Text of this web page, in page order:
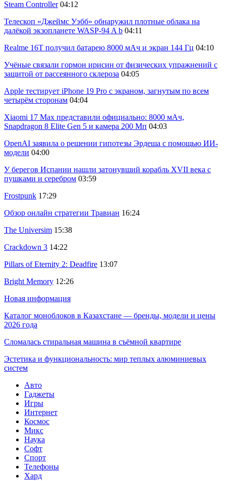
Steam Controller 04:12
Телескоп «Джеймс Уэбб» обнаружил плотные облака на
далёкой экзопланете WASP-94 A b 04:11
Realme 16T получил батарею 8000 мАч и экран 144 Гц 04:10
Учёные связали гормон ирисин от физических упражнений с
защитой от рассеянного склероза 04:05
Apple тестирует iPhone 19 Pro с экраном, загнутым по всем
четырём сторонам 04:04
Xiaomi 17 Max представили официально: 8000 мАч,
Snapdragon 8 Elite Gen 5 и камера 200 Мп 04:03
OpenAI заявила о решении гипотезы Эрдеша с помощью ИИ-
модели 04:00
У берегов Испании нашли затонувший корабль XVII века с
пушками и серебром 03:59
Frostpunk 17:29
Обзор онлайн стратегии Травиан 16:24
The Universim 15:38
Crackdown 3 14:22
Pillars of Eternity 2: Deadfire 13:07
Bright Memory 12:26
Новая информация
Каталог моноблоков в Казахстане — бренды, модели и цены
2026 года
Сломалась стиральная машина в съёмной квартире
Эстетика и функциональность: мир теплых алюминиевых
систем
Авто
Гаджеты
Игры
Интернет
Космос
Микс
Наука
Софт
Спорт
Телефоны
Хард